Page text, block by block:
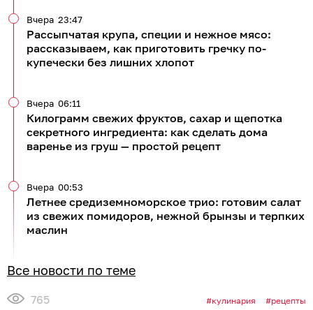
Рассыпчатая крупа, специи и нежное мясо:
рассказываем, как приготовить гречку по-
купечески без лишних хлопот
Вчера 23:47
Килограмм свежих фруктов, сахар и щепотка
секретного ингредиента: как сделать дома
варенье из груш — простой рецепт
Вчера 06:11
Летнее средиземноморское трио: готовим салат
из свежих помидоров, нежной брынзы и терпких
маслин
Вчера 00:53
Все новости по теме
765 кулинария рецепты